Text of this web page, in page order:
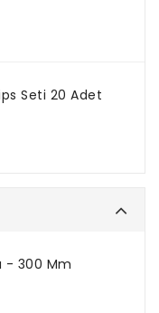
Seti 20 Adet
- 300 Mm